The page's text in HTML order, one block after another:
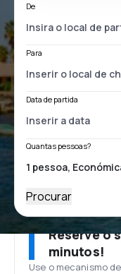
De
Para
Data de partida
Quantas pessoas?
Procurar
Reserve o
minutos!
Use o mecanismo